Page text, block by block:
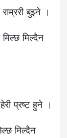
बुझ्ने ।
मिल्दैन
प्रष्ट हुने ।
मिल्दैन